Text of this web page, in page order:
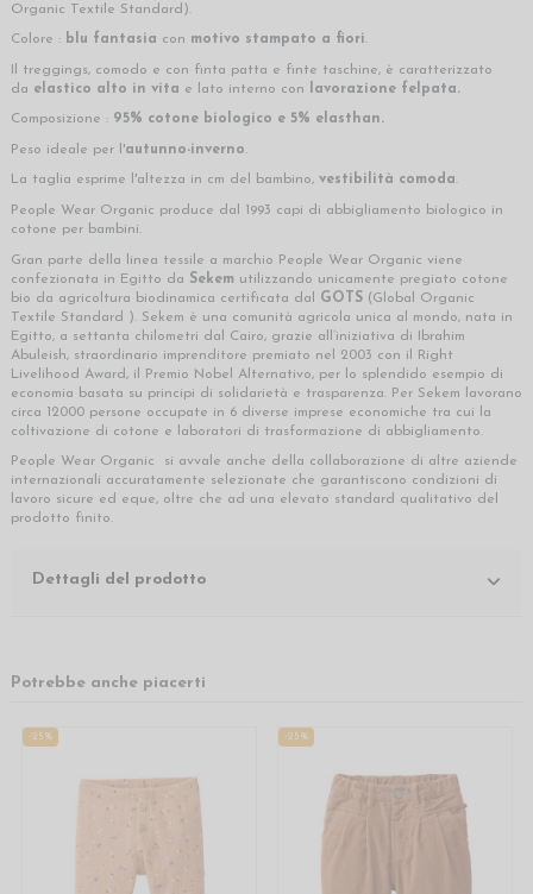
Organic Textile Standard).
Colore : blu fantasia con motivo stampato a fiori.
Il treggings, comodo e con finta patta e finte taschine, è caratterizzato
da elastico alto in vita e lato interno con lavorazione felpata.
Composizione : 95% cotone biologico e 5% elasthan.
Peso ideale per l'autunno-inverno.
La taglia esprime l'altezza in cm del bambino, vestibilità comoda.
People Wear Organic produce dal 1993 capi di abbigliamento biologico in
cotone per bambini.
Gran parte della linea tessile a marchio People Wear Organic viene
confezionata in Egitto da Sekem utilizzando unicamente pregiato cotone
bio da agricoltura biodinamica certificata dal GOTS (Global Organic
Textile Standard ). Sekem è una comunità agricola unica al mondo, nata in
Egitto, a settanta chilometri dal Cairo, grazie all’iniziativa di Ibrahim
Abuleish, straordinario imprenditore premiato nel 2003 con il Right
Livelihood Award, il Premio Nobel Alternativo, per lo splendido esempio di
economia basata su principi di solidarietà e trasparenza. Per Sekem lavorano
circa 12000 persone occupate in 6 diverse imprese economiche tra cui la
coltivazione di cotone e laboratori di trasformazione di abbigliamento.
People Wear Organic si avvale anche della collaborazione di altre aziende
internazionali accuratamente selezionate che garantiscono condizioni di
lavoro sicure ed eque, oltre che ad una elevato standard qualitativo del
prodotto finito.
Dettagli del prodotto
Potrebbe anche piacerti
-25% -25%